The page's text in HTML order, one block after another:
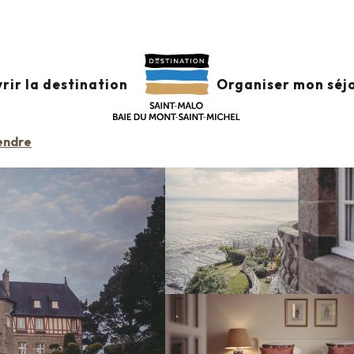
la destination Organiser mon